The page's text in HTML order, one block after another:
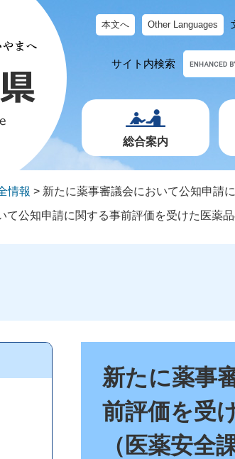
本文へ Other Languages
サイト内検索
キ
ー
ワ
ド
総合案内
情報 > 新たに薬事審議会において公知申請
て公知申請に関する事前評価を受けた医薬
新たに薬事
前評価を受
（医薬安全課